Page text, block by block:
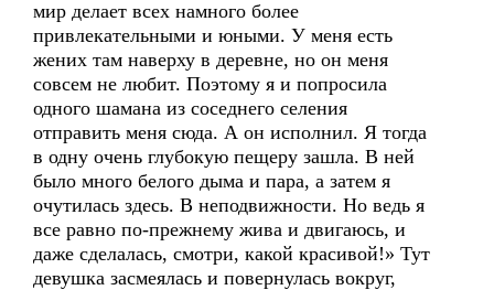
мир делает всех намного более
привлекательными и юными. У меня есть
жених там наверху в деревне, но он меня
совсем не любит. Поэтому я и попросила
одного шамана из соседнего селения
отправить меня сюда. А он исполнил. Я тогда
в одну очень глубокую пещеру зашла. В ней
было много белого дыма и пара, а затем я
очутилась здесь. В неподвижности. Но ведь я
все равно по-прежнему жива и двигаюсь, и
даже сделалась, смотри, какой красивой!» Тут
девушка засмеялась и повернулась вокруг,